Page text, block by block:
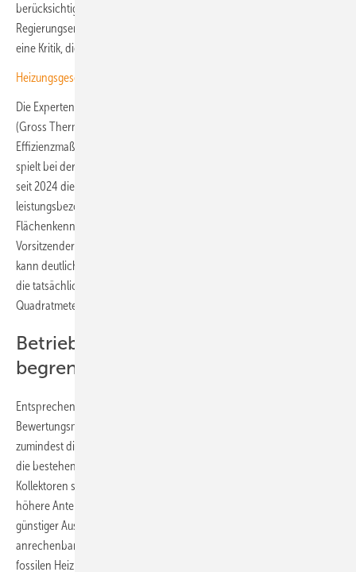
berücksichtigt auch die Effizienz des Kollektors. Damit werden im
Regierungsentwurf effiziente Kollektoren systematisch benachteiligt –
eine Kritik, die der BSW-Solar teilt.
Heizungsgesetz: „Regelungen komplizierter als vorher“
Die Experten von der DGS raten stattdessen, den Bruttowärmeertrag
(Gross Thermal Yield – GTY) als technologieneutralen
Effizienzmaßstab anzusetzen. Das ist nicht neu. Denn dieser GTY
spielt bei der Bundesförderung für effiziente Gebäude (BEG) bereits
seit 2024 die entscheidende Rolle. „Die Wärmewende braucht klare,
leistungsbezogene Maßstäbe – keine geometrischen
Flächenkennwerte aus der Vergangenheit“, wettert Andreas Wöll,
Vorsitzender des DGS-Fachausschusses Solarthermie. „Solarthermie
kann deutlich mehr leisten, als der Entwurf anerkennt. Was zählt, ist
die tatsächlich erzeugte erneuerbare Wärme – nicht die
Quadratmeterzahl auf dem Dach“, betont er.
Betrieb von fossilen Heizungen
begrenzen
Entsprechend fordert die DGS, die Aperturfläche als alleinigen
Bewertungsmaßstab durch den Bruttowärmeertrag zu ersetzen oder
zumindest die Regelung entsprechend zu ergänzen. Dies würde auch
die bestehende Zertifizierung der Effizienz (Solar-Keymark) der
Kollektoren stärken und absichern. Die DGS fordert zudem noch
höhere Anteile der Solarthermie. So müssten bis zu 30 Prozent bei
günstiger Ausrichtung der Anlage als Ersatzoption zur Biotreppe
anrechenbar sein. Zudem fordert die DGS, dass der Betrieb von
fossilen Heizkesseln bis 31. Dezember 2044 begrenzt wird.